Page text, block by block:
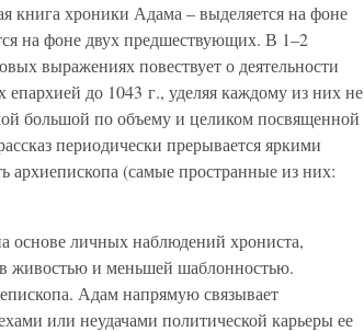
книга хроники Адама – выделяется на фоне
на фоне двух предшествующих. В 1–2
выражениях повествует о деятельности
до 1043 г., уделяя каждому из них не
большой по объему и целиком посвященной
периодически прерывается яркими
архиепископа (самые пространные из них:
основе личных наблюдений хрониста,
живостью и меньшей шаблонностью.
Адам напрямую связывает
или неудачами политической карьеры ее